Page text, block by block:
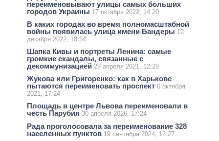
переименовывают улицы самых больших
городов Украины 17 октября 2022, 14:20
В каких городах во время полномасштабной
войны появилась улица имени Бандеры 12
декабря 2022, 18:54
Шапка Кивы и портреты Ленина: самые
громкие скандалы, связанные с
декоммунизацией 29 апреля 2021, 12:29
Жукова или Григоренко: как в Харькове
пытаются переименовать проспект 6 октября
2021, 17:24
Площадь в центре Львова переименовали в
честь Парубия 30 апреля 2026, 17:24
Рада проголосовала за переименование 328
населенных пунктов 19 сентября 2024, 12:27